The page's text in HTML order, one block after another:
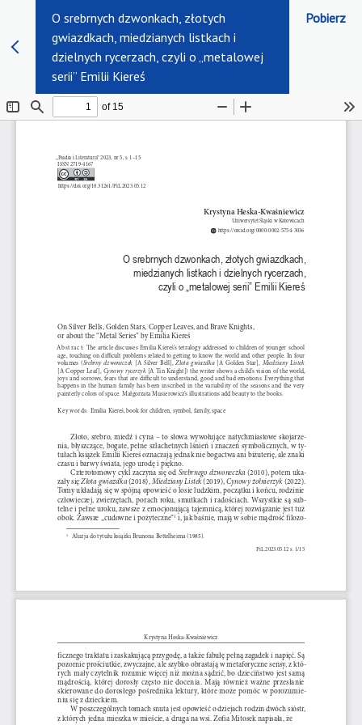
O srebrnych dzwonkach, złotych
gwiazdkach, miedzianych listkach i
dzielnych rycerzach, czyli o „metalowej
serii” Emilii Kiereś
Pobierz